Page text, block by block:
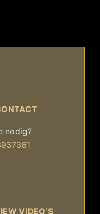
nodig?
VIDEO’S